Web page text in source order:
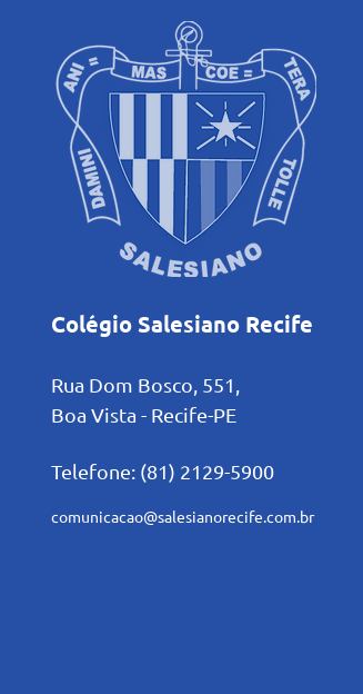
Colégio Salesiano Recife
Rua Dom Bosco, 551,
Boa Vista - Recife-PE
Telefone: (81) 2129-5900
comunicacao@salesianorecife.com.br